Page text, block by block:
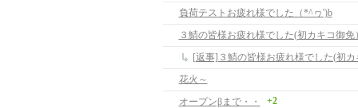
負荷テストお疲れ様でした（*^ヮ')b
３鯖の皆様お疲れ様でした(初カキコ御免
[返事]３鯖の皆様お疲れ様でした(初
花火～
オープンβまで・・
+2